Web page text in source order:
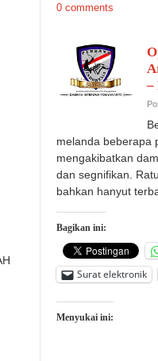
0 comments
–
melanda beberapa
mengakibatkan
dan segnifikan.
bahkan hanyut
Bagikan ini:
Surat elektronik
Menyukai ini: